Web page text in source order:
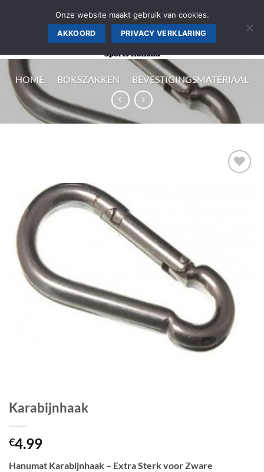
HOME / BOKSZAKKEN / BEVESTIGINGSMATERIAAL
Karabijnhaak
€4.99
Hanumat Karabijnhaak – Extra Sterk voor Zware
Onze website maakt gebruik van cookies.
AKKOORD PRIVACY VERKLARING